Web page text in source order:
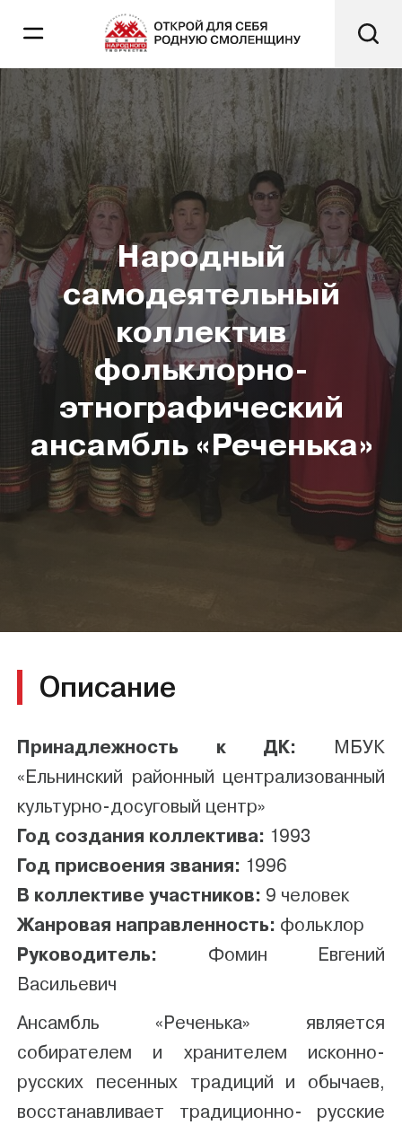
Народный
самодеятельный
коллектив
фольклорно-
этнографический
ансамбль «Реченька»
Описание
Принадлежность к ДК:
МБУК
«Ельнинский районный централизованный
культурно-досуговый центр»
Год создания коллектива: 1993
Год присвоения звания: 1996
В коллективе участников: 9 человек
Жанровая направленность: фольклор
Руководитель: Фомин Евгений
Васильевич
Ансамбль «Реченька» является
собирателем и хранителем исконно-
русских песенных традиций и обычаев,
восстанавливает традиционно- русские